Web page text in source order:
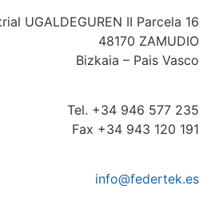
UGALDEGUREN II Parcela 16
48170 ZAMUDIO
Bizkaia – Pais Vasco
Tel. +34 946 577 235
Fax +34 943 120 191
info@federtek.es